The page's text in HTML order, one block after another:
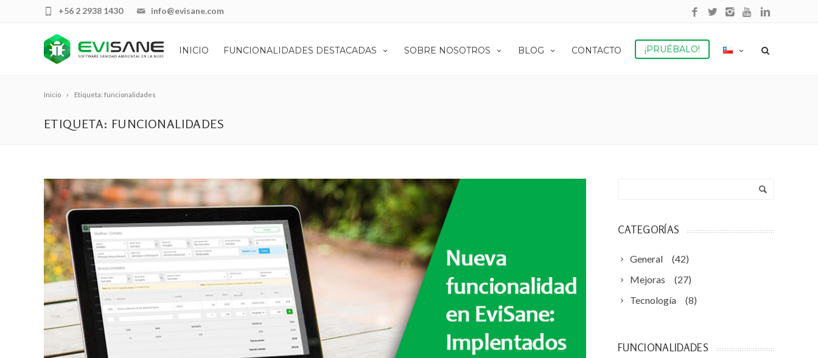
info@evisane.com
+56 2 2938 1430
INICIO FUNCIONALIDADES DESTACADAS SOBRE NOSOTROS BLOG CONTACTO ¡PRUÉBALO!
Inicio Etiqueta: funcionalidades
ETIQUETA: FUNCIONALIDADES
CATEGORÍAS
General
(42)
Mejoras
(27)
Tecnología
(8)
FUNCIONALIDADES